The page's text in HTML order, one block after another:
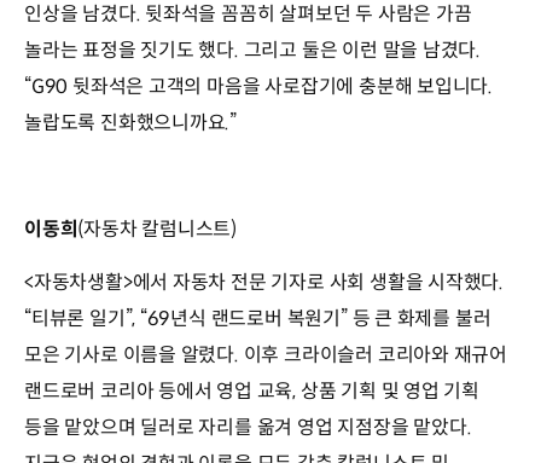
인상을 남겼다. 뒷좌석을 꼼꼼히 살펴보던 두 사람은 가끔
놀라는 표정을 짓기도 했다. 그리고 둘은 이런 말을 남겼다.
“G90 뒷좌석은 고객의 마음을 사로잡기에 충분해 보입니다.
놀랍도록 진화했으니까요.”
이동희(자동차 칼럼니스트)
<자동차생활>에서 자동차 전문 기자로 사회 생활을 시작했다.
“티뷰론 일기”, “69년식 랜드로버 복원기” 등 큰 화제를 불러
모은 기사로 이름을 알렸다. 이후 크라이슬러 코리아와 재규어
랜드로버 코리아 등에서 영업 교육, 상품 기획 및 영업 기획
등을 맡았으며 딜러로 자리를 옮겨 영업 지점장을 맡았다.